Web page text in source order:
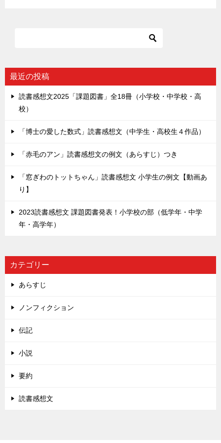
最近の投稿
読書感想文2025「課題図書」全18冊（小学校・中学校・高
校）
「博士の愛した数式」読書感想文（中学生・高校生４作品）
「赤毛のアン」読書感想文の例文（あらすじ）つき
「窓ぎわのトットちゃん」読書感想文 小学生の例文【動画あ
り】
2023読書感想文 課題図書発表！小学校の部（低学年・中学
年・高学年）
カテゴリー
あらすじ
ノンフィクション
伝記
小説
要約
読書感想文